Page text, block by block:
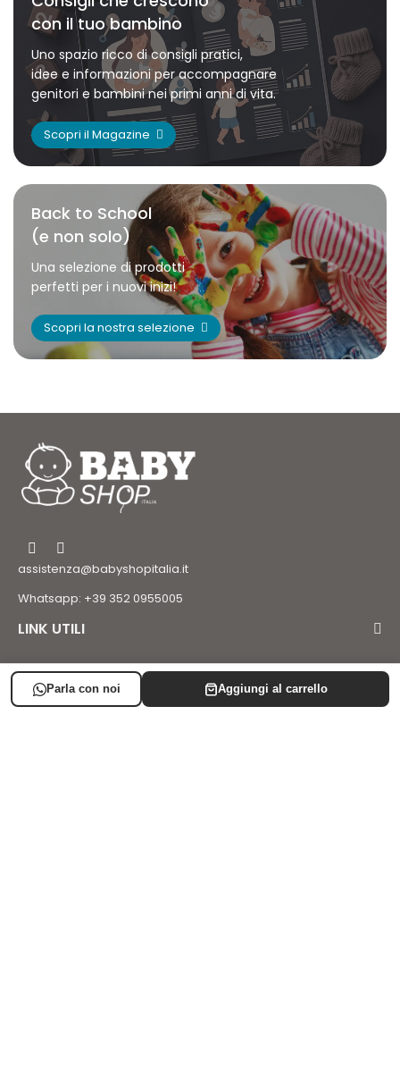
con il tuo bambino
Uno spazio ricco di consigli pratici,
idee e informazioni per accompagnare
genitori e bambini nei primi anni di vita.
Scopri il Magazine
Back to School
(e non solo)
Una selezione di prodotti
perfetti per i nuovi inizi!
Scopri la nostra selezione
assistenza@babyshopitalia.it
Whatsapp: +39 352 0955005
LINK UTILI
LISTA NASCITA